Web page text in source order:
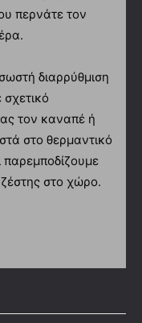
περνάτε τον
διαρρύθμιση
τον καναπέ ή
στο θερμαντικό
στο χώρο.